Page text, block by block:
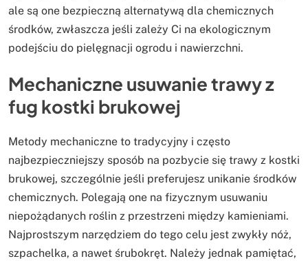
ale są one bezpieczną alternatywą dla chemicznych
środków, zwłaszcza jeśli zależy Ci na ekologicznym
podejściu do pielęgnacji ogrodu i nawierzchni.
Mechaniczne usuwanie trawy z
fug kostki brukowej
Metody mechaniczne to tradycyjny i często
najbezpieczniejszy sposób na pozbycie się trawy z kostki
brukowej, szczególnie jeśli preferujesz unikanie środków
chemicznych. Polegają one na fizycznym usuwaniu
niepożądanych roślin z przestrzeni między kamieniami.
Najprostszym narzędziem do tego celu jest zwykły nóż,
szpachelka, a nawet śrubokręt. Należy jednak pamiętać,